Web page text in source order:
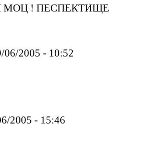
! ПЕСПЕКТИЩЕ
06/2005 - 10:52
2005 - 15:46